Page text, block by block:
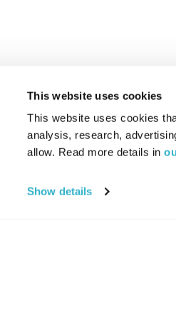
This website uses cookies
This website uses cookies
analysis, research,
allow. Read more details in
Show details